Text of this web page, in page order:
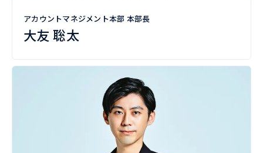
アカウントマネジメント本部 本部長
大友 聡太